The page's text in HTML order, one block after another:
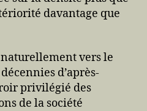
davantage que
vers le
d’après-
privilégié des
de la société